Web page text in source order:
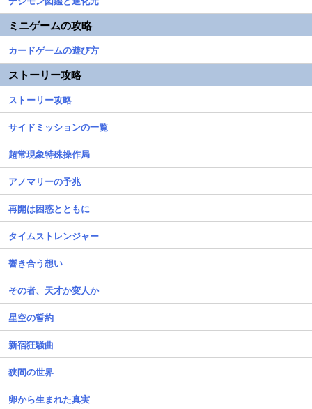
ミニゲームの攻略
カードゲームの遊び方
ストーリー攻略
ストーリー攻略
サイドミッションの一覧
超常現象特殊操作局
アノマリーの予兆
再開は困惑とともに
タイムストレンジャー
響き合う想い
その者、天才か変人か
星空の誓約
新宿狂騒曲
狭間の世界
卵から生まれた真実